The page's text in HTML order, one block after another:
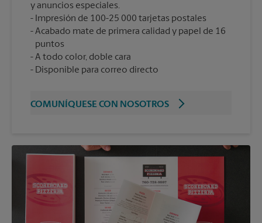
y anuncios especiales.
Impresión de 100-25 000 tarjetas postales
Acabado mate de primera calidad y papel de 16
puntos
A todo color, doble cara
Disponible para correo directo
COMUNÍQUESE CON NOSOTROS